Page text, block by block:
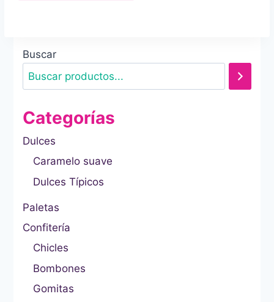
Buscar
Categorías
Dulces
Caramelo suave
Dulces Típicos
Paletas
Confitería
Chicles
Bombones
Gomitas